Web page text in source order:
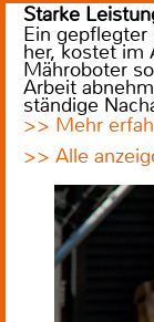
Starke
Ein gepflegter
her, kostet im
Mähroboter
Arbeit
ständige
>> Mehr
>> Alle